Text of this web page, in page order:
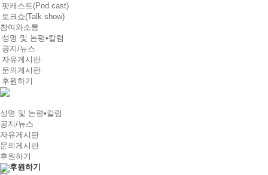
팟캐스트(Pod cast)
토크쇼(Talk show)
참여와소통
성명 및 논평•칼럼
공지/뉴스
자유게시판
문의게시판
후원하기
성명 및 논평•칼럼
공지/뉴스
자유게시판
문의게시판
후원하기
후원하기